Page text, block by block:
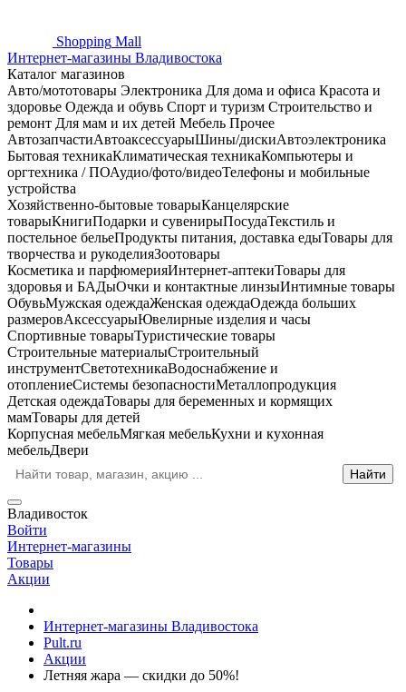
Shopping Mall
Интернет-магазины Владивостока
Каталог магазинов
Авто/мототовары Электроника Для дома и офиса Красота и
здоровье Одежда и обувь Спорт и туризм Строительство и
ремонт Для мам и их детей Мебель Прочее
АвтозапчастиАвтоаксессуарыШины/дискиАвтоэлектроника
Бытовая техникаКлиматическая техникаКомпьютеры и
оргтехника / ПОАудио/фото/видеоТелефоны и мобильные
устройства
Хозяйственно-бытовые товарыКанцелярские
товарыКнигиПодарки и сувенирыПосудаТекстиль и
постельное бельеПродукты питания, доставка едыТовары для
творчества и рукоделияЗоотовары
Косметика и парфюмерияИнтернет-аптекиТовары для
здоровья и БАДыОчки и контактные линзыИнтимные товары
ОбувьМужская одеждаЖенская одеждаОдежда больших
размеровАксессуарыЮвелирные изделия и часы
Спортивные товарыТуристические товары
Строительные материалыСтроительный
инструментСветотехникаВодоснабжение и
отоплениеСистемы безопасностиМеталлопродукция
Детская одеждаТовары для беременных и кормящих
мамТовары для детей
Корпусная мебельМягкая мебельКухни и кухонная
мебельДвери
Владивосток
Войти
Интернет-магазины
Товары
Акции
Интернет-магазины Владивостока
Pult.ru
Акции
Летняя жара — скидки до 50%!